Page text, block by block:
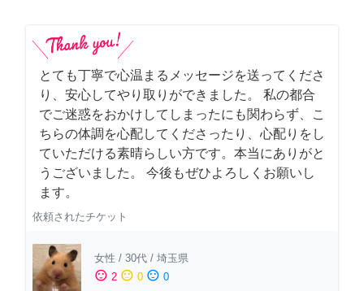
とても丁寧で心温まるメッセージを送ってくださ
り、安心してやり取りができました。 私の都合
でご迷惑をおかけしてしまったにも関わらず、こ
ちらの体調を心配してくださったり、心配りをし
ていただける素晴らしい方です。本当にありがと
うございました。 今後もぜひよろしくお願いし
ます。
依頼されたチケット
女性 / 30代 / 埼玉県
sentiment_satisfied 2 sentiment_neutral 0 sentiment_dissatisfied 0